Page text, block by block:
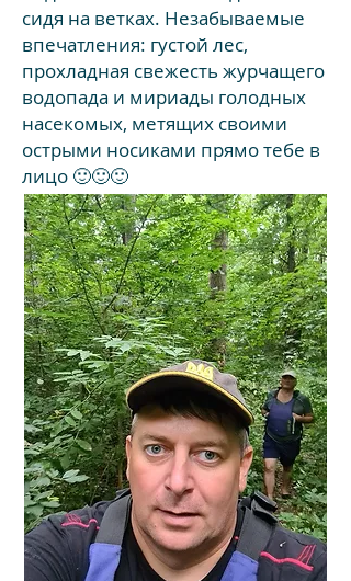
сидя на ветках. Незабываемые
впечатления: густой лес,
прохладная свежесть журчащего
водопада и мириады голодных
насекомых, метящих своими
острыми носиками прямо тебе в
лицо 🙂🙂🙂